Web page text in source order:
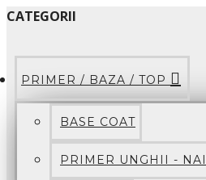
CATEGORII
PRIMER / BAZA / TOP
BASE COAT
PRIMER UNGHII -